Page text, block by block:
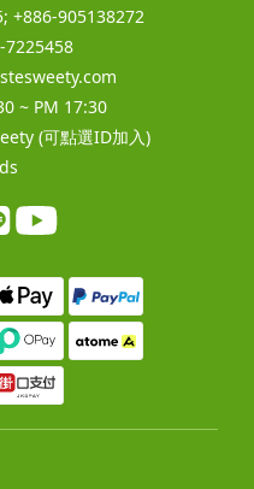
+886-905138272
7225458
~ PM 17:30
(可點選ID加入)